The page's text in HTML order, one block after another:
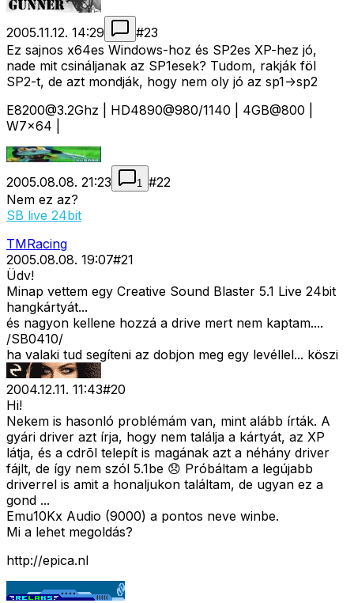
2005.11.12. 14:29 #23
Ez sajnos x64es Windows-hoz és SP2es XP-hez jó,
nade mit csináljanak az SP1esek? Tudom, rakják föl
SP2-t, de azt mondják, hogy nem oly jó az sp1->sp2
E8200@3.2Ghz | HD4890@980/1140 | 4GB@800 |
W7x64 |
2005.08.08. 21:23 1 #22
Nem ez az?
SB live 24bit
TMRacing
2005.08.08. 19:07#21
Üdv!
Minap vettem egy Creative Sound Blaster 5.1 Live 24bit
hangkártyát...
és nagyon kellene hozzá a drive mert nem kaptam....
/SB0410/
ha valaki tud segíteni az dobjon meg egy levéllel... köszi
2004.12.11. 11:43#20
Hi!
Nekem is hasonló problémám van, mint alább írták. A
gyári driver azt írja, hogy nem találja a kártyát, az XP
látja, és a cdrõl telepít is magának azt a néhány driver
fájlt, de így nem szól 5.1be 😞 Próbáltam a legújabb
driverrel is amit a honaljukon találtam, de ugyan ez a
gond ...
Emu10Kx Audio (9000) a pontos neve winbe.
Mi a lehet megoldás?
http://epica.nl